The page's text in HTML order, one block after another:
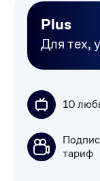
Plus
Для тех,
10
тариф